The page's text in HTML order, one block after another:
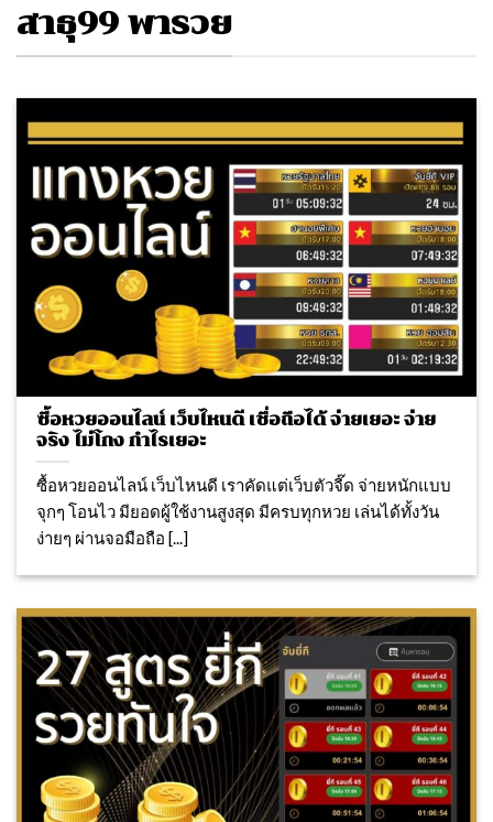
สาธุ99 พารวย
ซื้อหวยออนไลน์ เว็บไหนดี เชื่อถือได้ จ่ายเยอะ จ่าย
จริง ไม่โกง กำไรเยอะ
ซื้อหวยออนไลน์ เว็บไหนดี เราคัดแต่เว็บตัวจี๊ด จ่ายหนักแบบ
จุกๆ โอนไว มียอดผู้ใช้งานสูงสุด มีครบทุกหวย เล่นได้ทั้งวัน
ง่ายๆ ผ่านจอมือถือ [...]